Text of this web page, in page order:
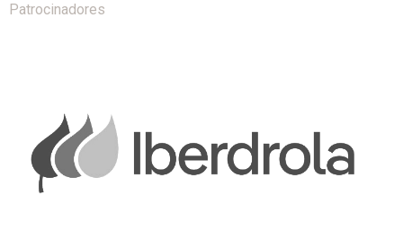
Patrocinadores